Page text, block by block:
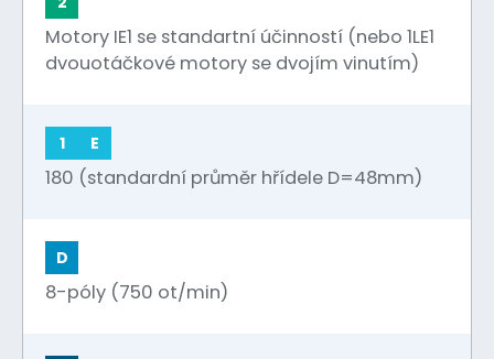
Motory IE1 se standartní účinností (nebo 1LE1
dvouotáčkové motory se dvojím vinutím)
1 E
180 (standardní průměr hřídele D=48mm)
D
8-póly (750 ot/min)